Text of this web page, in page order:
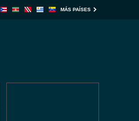
MÁS PAÍSES